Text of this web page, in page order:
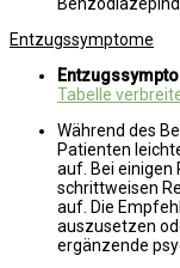
Entzugssymptome
Tabelle
Während des
Patienten
auf. Bei einigen
schrittweisen
auf. Die
auszusetzen
ergänzende